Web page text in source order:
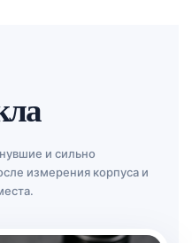
и сильно
измерения корпуса и